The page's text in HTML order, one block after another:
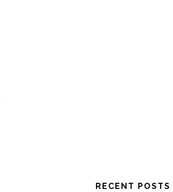
RECENT POSTS